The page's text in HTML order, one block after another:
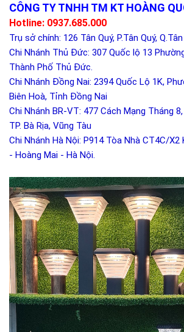
CÔNG TY TNHH TM KT HOÀNG
Hotline: 0937.685.000
Trụ sở chính: 126 Tân Quý, P.Tân Quý,
Chi Nhánh Thủ Đức: 307 Quốc lộ 13
Thành Phố Thủ Đức.
Chi Nhánh Đồng Nai: 2394 Quốc Lộ 1K,
Biên Hoà, Tỉnh Đồng Nai
Chi Nhánh BR-VT: 477 Cách Mạng Tháng
TP. Bà Rịa, Vũng Tàu
Chi Nhánh Hà Nội: P914 Tòa Nhà CT4C/
- Hoàng Mai - Hà Nội.